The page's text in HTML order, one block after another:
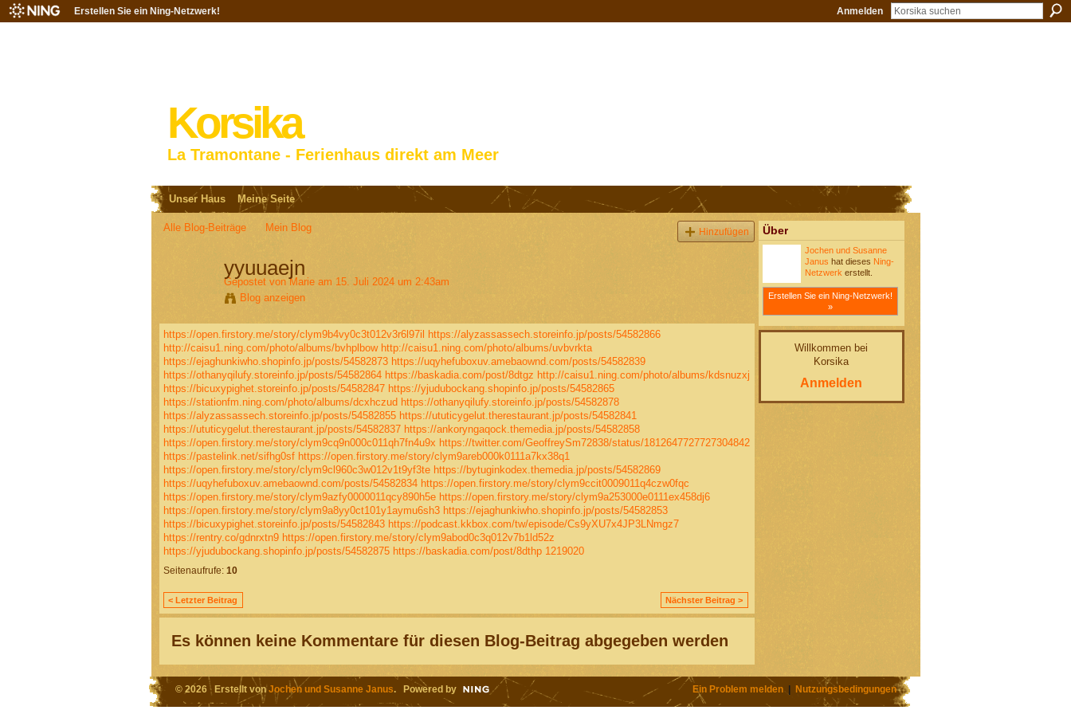
Erstellen Sie ein Ning-Netzwerk! Anmelden
Korsika
La Tramontane - Ferienhaus direkt am Meer
Unser Haus Meine Seite
Alle Blog-Beiträge Mein Blog Hinzufügen
yyuuaejn
Gepostet vonMarieam 15. Juli 2024 um 2:43am
Blog anzeigen
https://open.firstory.me/story/clym9b4vy0c3t012v3r6l97il
https://alyzassassech.storeinfo.jp/posts/54582866
http://caisu1.ning.com/photo/albums/bvhplbow http://caisu1.ning.com/photo/albums/uvbvrkta
https://ejaghunkiwho.shopinfo.jp/posts/54582873 https://uqyhefuboxuv.amebaownd.com/posts/54582839
https://othanyqilufy.storeinfo.jp/posts/54582864 https://baskadia.com/post/8dtgz http://caisu1.ning.com/photo/albums/kdsnuzxj
https://bicuxypighet.storeinfo.jp/posts/54582847 https://yjudubockang.shopinfo.jp/posts/54582865
https://stationfm.ning.com/photo/albums/dcxhczud https://othanyqilufy.storeinfo.jp/posts/54582878
https://alyzassassech.storeinfo.jp/posts/54582855 https://ututicygelut.therestaurant.jp/posts/54582841
https://ututicygelut.therestaurant.jp/posts/54582837 https://ankoryngaqock.themedia.jp/posts/54582858
https://open.firstory.me/story/clym9cq9n000c011qh7fn4u9x https://twitter.com/GeoffreySm72838/status/1812647727727304842
https://pastelink.net/sifhg0sf https://open.firstory.me/story/clym9areb000k0111a7kx38q1
https://open.firstory.me/story/clym9cl960c3w012v1t9yf3te https://bytuginkodex.themedia.jp/posts/54582869
https://uqyhefuboxuv.amebaownd.com/posts/54582834 https://open.firstory.me/story/clym9ccit0009011q4czw0fqc
https://open.firstory.me/story/clym9azfy0000011qcy890h5e https://open.firstory.me/story/clym9a253000e0111ex458dj6
https://open.firstory.me/story/clym9a8yy0ct101y1aymu6sh3 https://ejaghunkiwho.shopinfo.jp/posts/54582853
https://bicuxypighet.storeinfo.jp/posts/54582843 https://podcast.kkbox.com/tw/episode/Cs9yXU7x4JP3LNmgz7
https://rentry.co/gdnrxtn9 https://open.firstory.me/story/clym9abod0c3q012v7b1ld52z
https://yjudubockang.shopinfo.jp/posts/54582875 https://baskadia.com/post/8dthp 1219020
Seitenaufrufe: 10
< Letzter Beitrag Nächster Beitrag >
Es können keine Kommentare für diesen Blog-Beitrag abgegeben werden
Über
Jochen und Susanne
Janus hat dieses Ning-
Netzwerk erstellt.
Erstellen Sie ein Ning-Netzwerk!
»
Willkommen bei
Korsika
Anmelden
© 2026 Erstellt vonJochen und Susanne Janus. Powered by Ein Problem melden| Nutzungsbedingungen